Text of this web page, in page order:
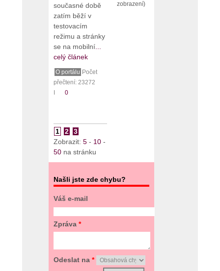
současné době
zatím běží v
testovacím
režimu a stránky
se na mobilní...
celý článek
O portálu Počet
přečtení: 23272
0
1 2
3
Zobrazit: 5- 10-
50na stránku
zobrazení)
Našli jste zde chybu?
Váš e-mail
Zpráva *
Odeslat na *